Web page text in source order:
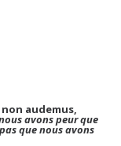
audemus,
avons peur que
que nous avons